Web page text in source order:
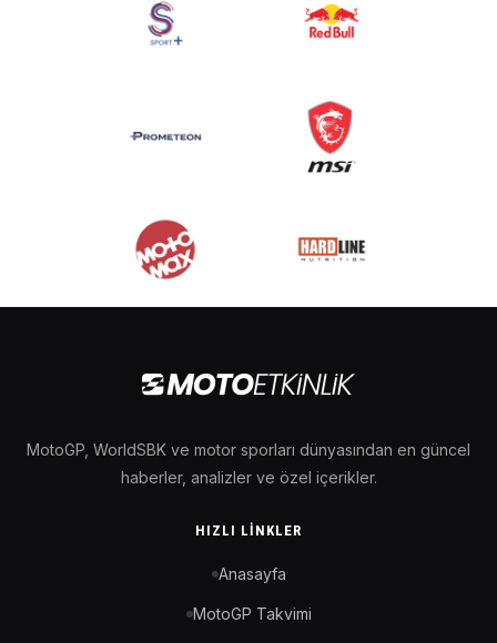
MotoGP, WorldSBK ve motor sporları dünyasından en güncel
haberler, analizler ve özel içerikler.
HIZLI LINKLER
Anasayfa
MotoGP Takvimi